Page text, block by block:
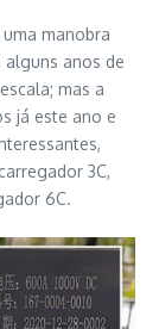
manobra
alguns anos de
mas a
já este ano e
3C,
6C.